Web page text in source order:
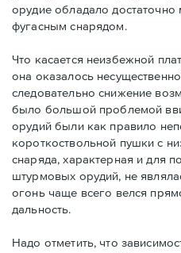
орудие обладало
фугасным снарядом.
Что касается неизбежной
она оказалось
следовательно снижение
было большой проблемой
орудий были как правило
короткоствольной пушки с
снаряда, характерная и для
штурмовых орудий, не
огонь чаще всего велся
дальность.
Надо отметить, что